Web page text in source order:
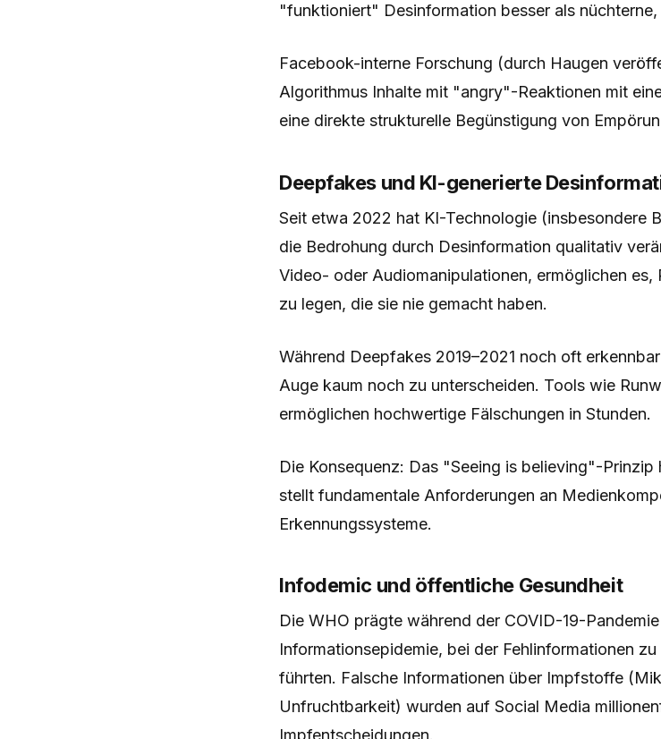
"funktioniert" Desinformation besser als
Facebook-interne Forschung (durch Haugen
Algorithmus Inhalte mit "angry"-Reaktionen mit
eine direkte strukturelle Begünstigung von
Deepfakes und KI-generierte
Seit etwa 2022 hat KI-Technologie (insbesondere
die Bedrohung durch Desinformation qualitativ
Video- oder Audiomanipulationen, ermöglichen es,
zu legen, die sie nie gemacht haben.
Während Deepfakes 2019–2021 noch oft
Auge kaum noch zu unterscheiden. Tools wie
ermöglichen hochwertige Fälschungen in Stunden.
Die Konsequenz: Das "Seeing is believing"-
stellt fundamentale Anforderungen an
Erkennungssysteme.
Infodemic und öffentliche Gesundheit
Die WHO prägte während der COVID-19-
Informationsepidemie, bei der Fehlinformationen
führten. Falsche Informationen über Impfstoffe
Unfruchtbarkeit) wurden auf Social Media
Impfentscheidungen.